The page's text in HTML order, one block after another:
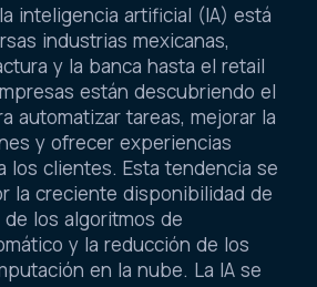
inteligencia artificial (IA) está
industrias mexicanas,
y la banca hasta el retail
están descubriendo el
automatizar tareas, mejorar la
y ofrecer experiencias
los clientes. Esta tendencia se
la creciente disponibilidad de
los algoritmos de
y la reducción de los
en la nube. La IA se